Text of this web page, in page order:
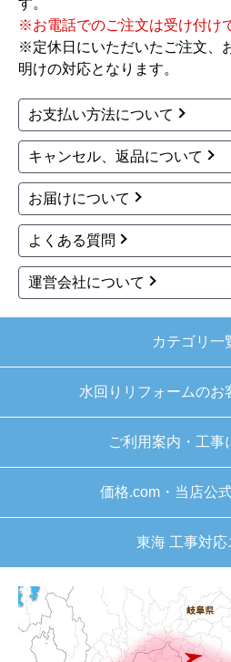
【その他感想・コメント】
ショップからの連絡もしっか
できました。また機会があれ
思います。
きょりけ
2025年11月9日 07:54
欲しい商品をスムーズに注文で
はい
ショップからの連絡や対応は適
予定の期日までに商品が届きま
はい
【注文商品】給湯器
年11月頃（モバイルから
【このショップを選んだ理由
キッチン混合栓に続いて2回
リーズナブルで、HPの構成
す。
※お電話でのご注文は受け付け
※定休日にいただいたご注文、
明けの対応となります。
お支払い方法について
キャンセル、返品について
お届けについて
よくある質問
運営会社について
カテゴリ一
水回りリフォームのお
ご利用案内・工事
価格.com・当店公
東海 工事対応